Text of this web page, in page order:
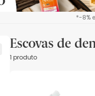
*-8%
Escovas de
1 produto